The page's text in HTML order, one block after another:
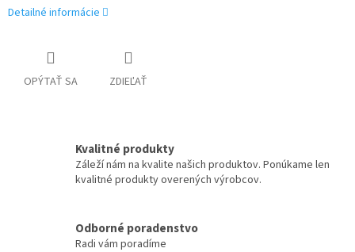
Detailné informácie
OPÝTAŤ SA ZDIEĽAŤ
Kvalitné produkty
Záleží nám na kvalite našich produktov. Ponúkame len
kvalitné produkty overených výrobcov.
Odborné poradenstvo
Radi vám poradíme